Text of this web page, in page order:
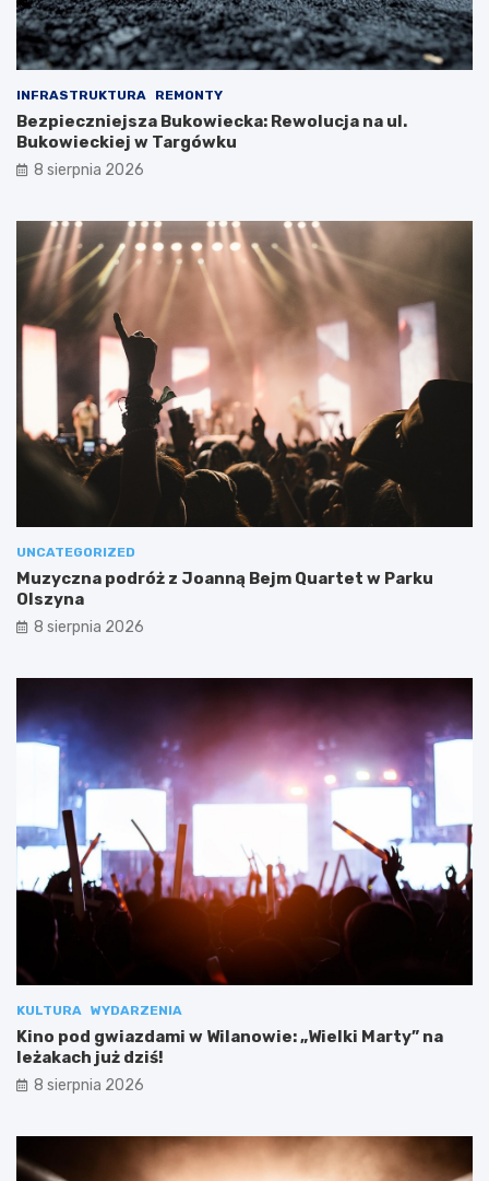
INFRASTRUKTURA REMONTY
Bezpieczniejsza Bukowiecka: Rewolucja na ul.
Bukowieckiej w Targówku
8 sierpnia 2026
UNCATEGORIZED
Muzyczna podróż z Joanną Bejm Quartet w Parku
Olszyna
8 sierpnia 2026
KULTURA WYDARZENIA
Kino pod gwiazdami w Wilanowie: „Wielki Marty” na
leżakach już dziś!
8 sierpnia 2026